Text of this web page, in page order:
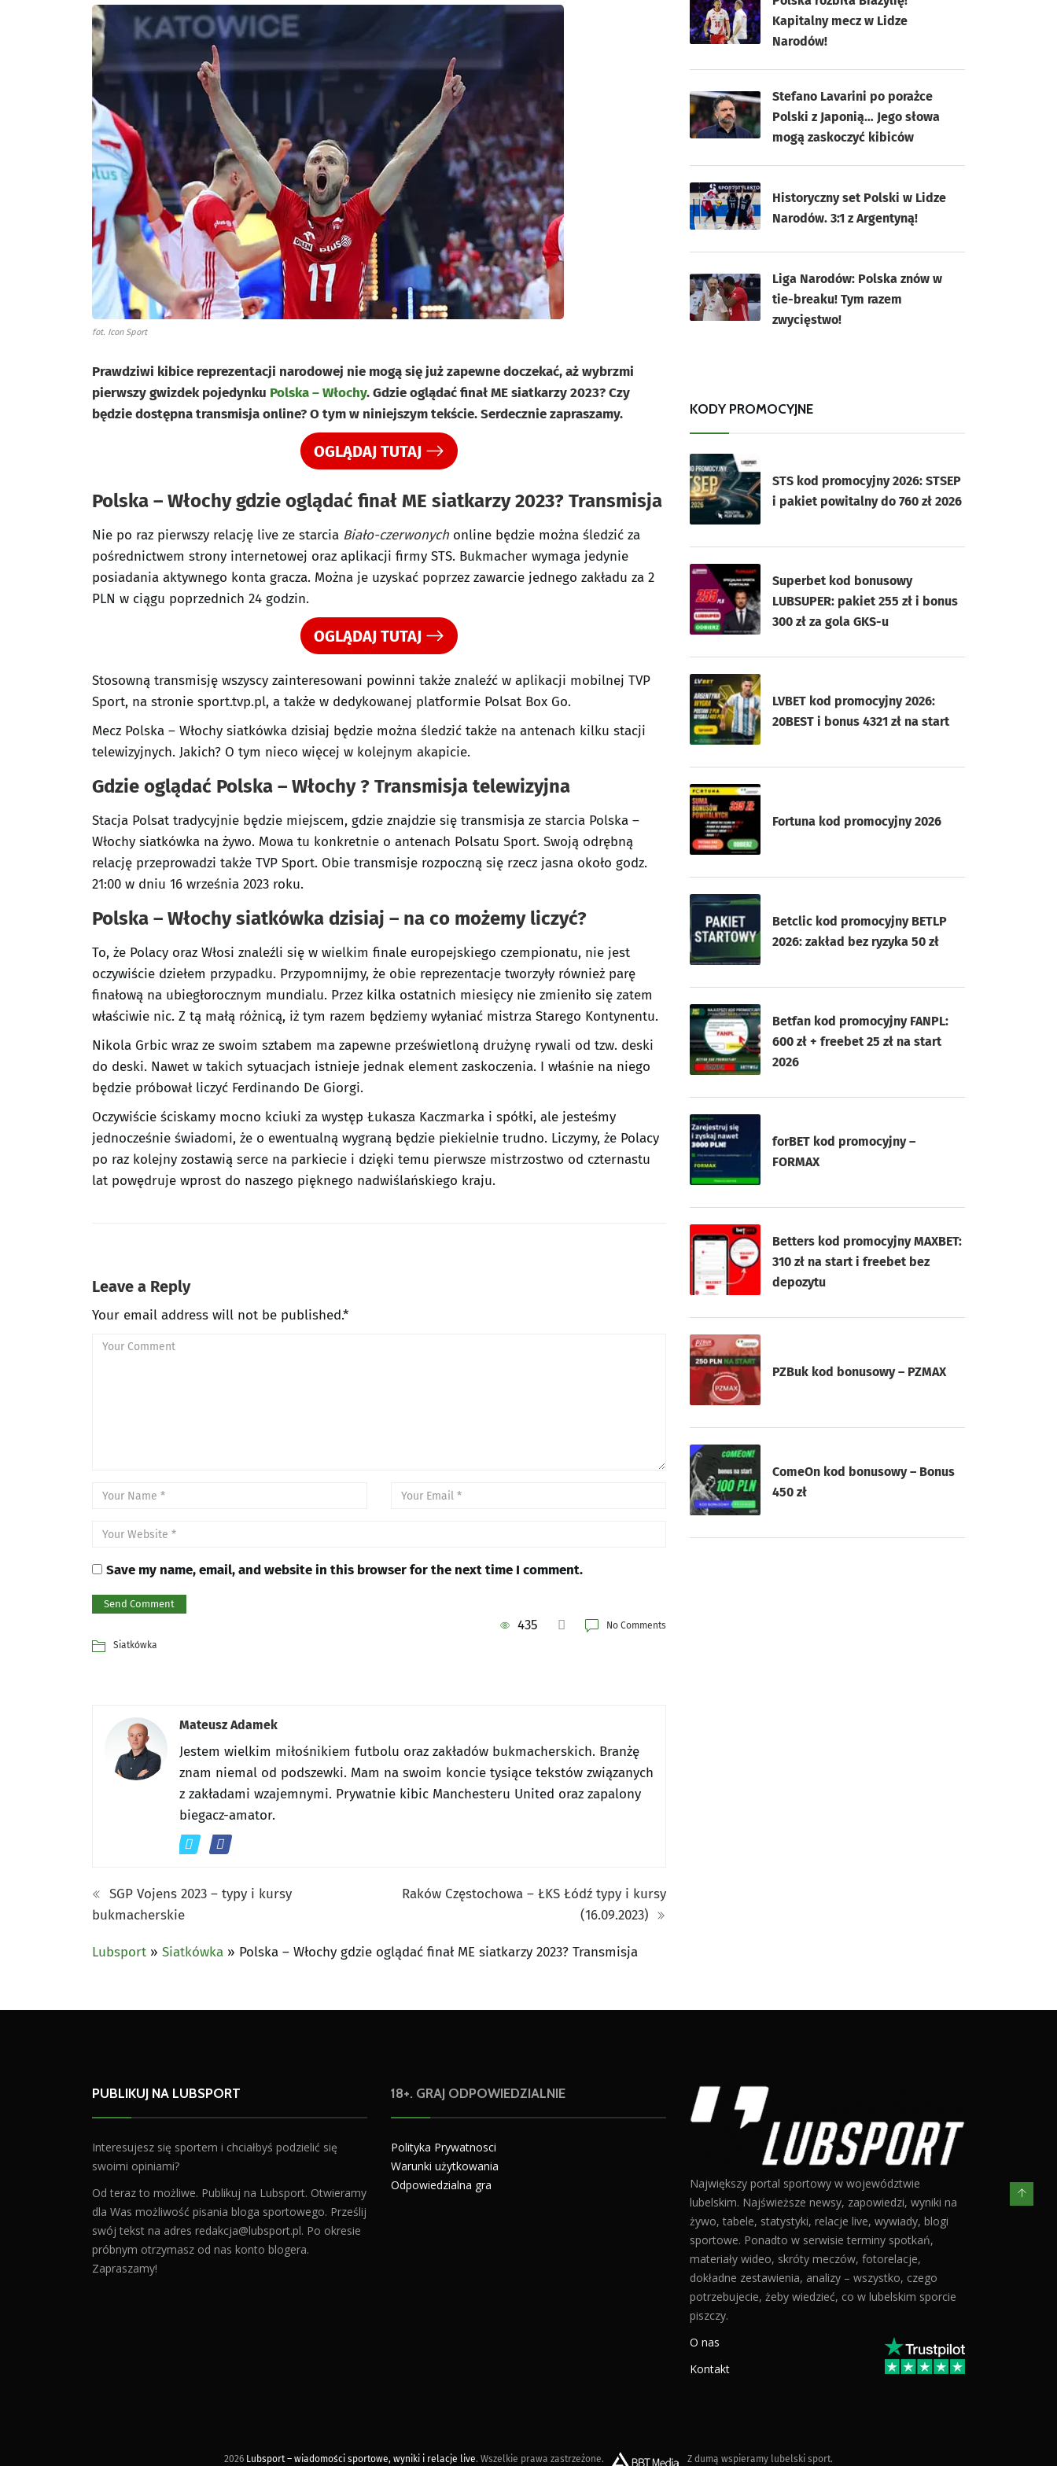
fot. Icon Sport
Prawdziwi kibice reprezentacji narodowej nie mogą się już zapewne doczekać, aż wybrzmi
pierwszy gwizdek pojedynku Polska – Włochy. Gdzie oglądać finał ME siatkarzy 2023? Czy
będzie dostępna transmisja online? O tym w niniejszym tekście. Serdecznie zapraszamy.
OGLĄDAJ TUTAJ
Polska – Włochy gdzie oglądać finał ME siatkarzy 2023? Transmisja
Nie po raz pierwszy relację live ze starcia Biało-czerwonych online będzie można śledzić za
pośrednictwem strony internetowej oraz aplikacji firmy STS. Bukmacher wymaga jedynie
posiadania aktywnego konta gracza. Można je uzyskać poprzez zawarcie jednego zakładu za 2
PLN w ciągu poprzednich 24 godzin.
OGLĄDAJ TUTAJ
Stosowną transmisję wszyscy zainteresowani powinni także znaleźć w aplikacji mobilnej TVP
Sport, na stronie sport.tvp.pl, a także w dedykowanej platformie Polsat Box Go.
Mecz Polska – Włochy siatkówka dzisiaj będzie można śledzić także na antenach kilku stacji
telewizyjnych. Jakich? O tym nieco więcej w kolejnym akapicie.
Gdzie oglądać Polska – Włochy ? Transmisja telewizyjna
Stacja Polsat tradycyjnie będzie miejscem, gdzie znajdzie się transmisja ze starcia Polska –
Włochy siatkówka na żywo. Mowa tu konkretnie o antenach Polsatu Sport. Swoją odrębną
relację przeprowadzi także TVP Sport. Obie transmisje rozpoczną się rzecz jasna około godz.
21:00 w dniu 16 września 2023 roku.
Polska – Włochy siatkówka dzisiaj – na co możemy liczyć?
To, że Polacy oraz Włosi znaleźli się w wielkim finale europejskiego czempionatu, nie jest
oczywiście dziełem przypadku. Przypomnijmy, że obie reprezentacje tworzyły również parę
finałową na ubiegłorocznym mundialu. Przez kilka ostatnich miesięcy nie zmieniło się zatem
właściwie nic. Z tą małą różnicą, iż tym razem będziemy wyłaniać mistrza Starego Kontynentu.
Nikola Grbic wraz ze swoim sztabem ma zapewne prześwietloną drużynę rywali od tzw. deski
do deski. Nawet w takich sytuacjach istnieje jednak element zaskoczenia. I właśnie na niego
będzie próbował liczyć Ferdinando De Giorgi.
Oczywiście ściskamy mocno kciuki za występ Łukasza Kaczmarka i spółki, ale jesteśmy
jednocześnie świadomi, że o ewentualną wygraną będzie piekielnie trudno. Liczymy, że Polacy
po raz kolejny zostawią serce na parkiecie i dzięki temu pierwsze mistrzostwo od czternastu
lat powędruje wprost do naszego pięknego nadwiślańskiego kraju.
Leave a Reply
Your email address will not be published.*
Save my name, email, and website in this browser for the next time I comment.
435
No Comments
Siatkówka
Mateusz Adamek
Jestem wielkim miłośnikiem futbolu oraz zakładów bukmacherskich. Branżę
znam niemal od podszewki. Mam na swoim koncie tysiące tekstów związanych
z zakładami wzajemnymi. Prywatnie kibic Manchesteru United oraz zapalony
biegacz-amator.
SGP Vojens 2023 – typy i kursy
bukmacherskie
Raków Częstochowa – ŁKS Łódź typy i kursy
(16.09.2023)
Kapitalny mecz w Lidze
Narodów!
Stefano Lavarini po porażce
Polski z Japonią… Jego słowa
mogą zaskoczyć kibiców
Historyczny set Polski w Lidze
Narodów. 3:1 z Argentyną!
Liga Narodów: Polska znów w
tie-breaku! Tym razem
zwycięstwo!
KODY PROMOCYJNE
STS kod promocyjny 2026: STSEP
i pakiet powitalny do 760 zł 2026
Superbet kod bonusowy
LUBSUPER: pakiet 255 zł i bonus
300 zł za gola GKS-u
LVBET kod promocyjny 2026:
20BEST i bonus 4321 zł na start
Fortuna kod promocyjny 2026
Betclic kod promocyjny BETLP
2026: zakład bez ryzyka 50 zł
Betfan kod promocyjny FANPL:
600 zł + freebet 25 zł na start
2026
forBET kod promocyjny –
FORMAX
Betters kod promocyjny MAXBET:
310 zł na start i freebet bez
depozytu
PZBuk kod bonusowy – PZMAX
ComeOn kod bonusowy – Bonus
450 zł
Lubsport » Siatkówka » Polska – Włochy gdzie oglądać finał ME siatkarzy 2023? Transmisja
PUBLIKUJ NA LUBSPORT
Interesujesz się sportem i chciałbyś podzielić się
swoimi opiniami?
Od teraz to możliwe. Publikuj na Lubsport. Otwieramy
dla Was możliwość pisania bloga sportowego. Prześlij
swój tekst na adres redakcja@lubsport.pl. Po okresie
próbnym otrzymasz od nas konto blogera.
Zapraszamy!
18+. GRAJ ODPOWIEDZIALNIE
Polityka Prywatnosci
Warunki użytkowania
Odpowiedzialna gra
Największy portal sportowy w województwie
lubelskim. Najświeższe newsy, zapowiedzi, wyniki na
żywo, tabele, statystyki, relacje live, wywiady, blogi
sportowe. Ponadto w serwisie terminy spotkań,
materiały wideo, skróty meczów, fotorelacje,
dokładne zestawienia, analizy – wszystko, czego
potrzebujecie, żeby wiedzieć, co w lubelskim sporcie
piszczy.
O nas
Kontakt
2026 Lubsport – wiadomości sportowe, wyniki i relacje live. Wszelkie prawa zastrzeżone. Z dumą wspieramy lubelski sport.